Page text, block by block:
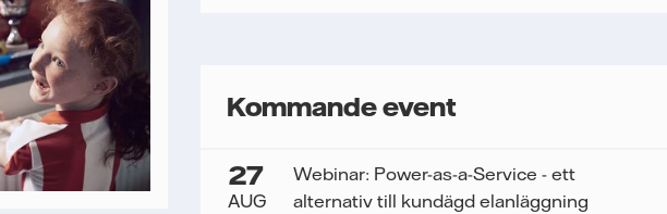
Kommande event
27
AUG
Webinar: Power-as-a-Service - ett
alternativ till kundägd elanläggning